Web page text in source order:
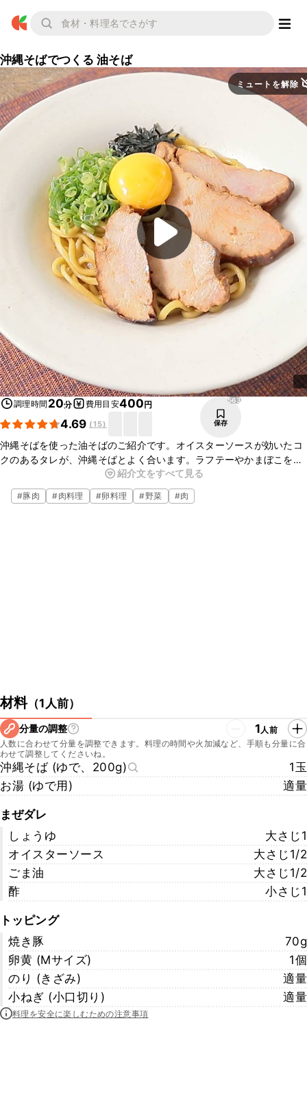
沖縄そばでつくる 油そば
ミュートを解除
調理時間 20分 費用目安400円
4.69 (15)
563
保存
沖縄そばを使った油そばのご紹介です。オイスターソースが効いたコ
クのあるタレが、沖縄そばとよく合います。ラフテーやかまぼこを入
れると、ご当地風に仕上がりますよ。お好みの具材を入れるとアレン
ジが広がります、ぜひお試しくださいね。
紹介文をすべて見る
#豚肉 #肉料理 #卵料理 #野菜 #肉
材料（1人前）
分量の調整 1人前
人数に合わせて分量を調整できます。料理の時間や火加減など、手順も分量に合
わせて調整してくださいね。
沖縄そば (ゆで、200g)
1玉
お湯 (ゆで用)
適量
まぜダレ
しょうゆ
大さじ1
オイスターソース
大さじ1/2
ごま油
大さじ1/2
酢
小さじ1
トッピング
焼き豚
70g
卵黄 (Mサイズ)
1個
のり (きざみ)
適量
小ねぎ (小口切り)
適量
料理を安全に楽しむための注意事項